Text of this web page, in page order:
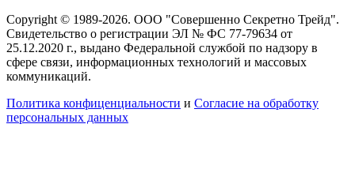
Copyright © 1989-2026. ООО "Совершенно Секретно Трейд".
Свидетельство о регистрации ЭЛ № ФС 77-79634 от
25.12.2020 г., выдано Федеральной службой по надзору в
сфере связи, информационных технологий и массовых
коммуникаций.
Политика конфиценциальности и Согласие на обработку
персональных данных